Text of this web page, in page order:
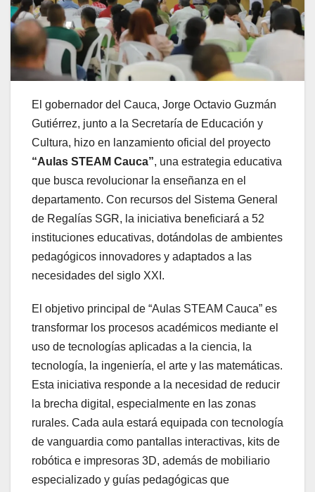
El gobernador del Cauca, Jorge Octavio Guzmán
Gutiérrez, junto a la Secretaría de Educación y
Cultura, hizo en lanzamiento oficial del proyecto
“Aulas STEAM Cauca”, una estrategia educativa
que busca revolucionar la enseñanza en el
departamento. Con recursos del Sistema General
de Regalías SGR, la iniciativa beneficiará a 52
instituciones educativas, dotándolas de ambientes
pedagógicos innovadores y adaptados a las
necesidades del siglo XXI.
El objetivo principal de “Aulas STEAM Cauca” es
transformar los procesos académicos mediante el
uso de tecnologías aplicadas a la ciencia, la
tecnología, la ingeniería, el arte y las matemáticas.
Esta iniciativa responde a la necesidad de reducir
la brecha digital, especialmente en las zonas
rurales. Cada aula estará equipada con tecnología
de vanguardia como pantallas interactivas, kits de
robótica e impresoras 3D, además de mobiliario
especializado y guías pedagógicas que